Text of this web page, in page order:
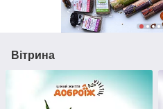
Вітрина